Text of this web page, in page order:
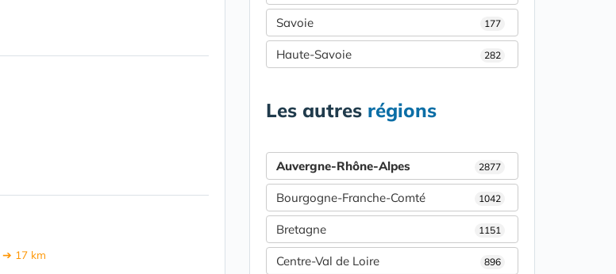
➔ 17 km
Savoie 177
Haute-Savoie 282
Les autres régions
Auvergne-Rhône-Alpes 2877
Bourgogne-Franche-Comté 1042
Bretagne 1151
Centre-Val de Loire 896